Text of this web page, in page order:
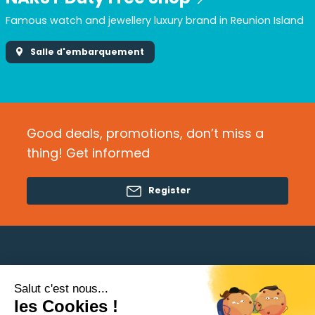
Salut c'est nous...
les Cookies !
Famous watch and jewellery luxury brand in Reunion Island
Salle d'embarquement
Good deals, promotions, don’t miss a
thing! Get informed
Register
Need help?